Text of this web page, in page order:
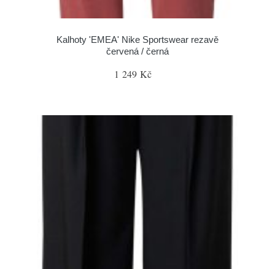
Kalhoty 'EMEA' Nike Sportswear rezavě
červená / černá
1 249 Kč